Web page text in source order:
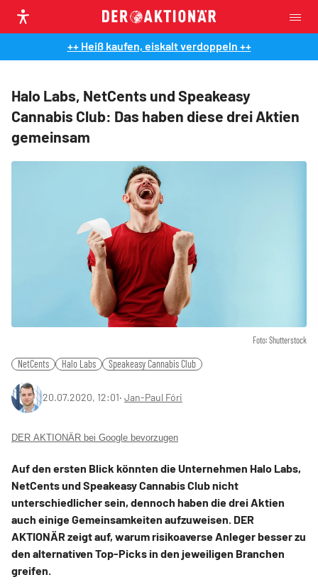
++ Heiß kaufen, eiskalt verdoppeln ++
Halo Labs, NetCents und Speakeasy
Cannabis Club: Das haben diese drei Aktien
gemeinsam
Foto: Shutterstock
NetCents Halo Labs Speakeasy Cannabis Club
20.07.2020, 12:01‧ Jan-Paul Fóri
DER AKTIONÄR bei Google bevorzugen
Auf den ersten Blick könnten die Unternehmen Halo Labs,
NetCents und Speakeasy Cannabis Club nicht
unterschiedlicher sein, dennoch haben die drei Aktien
auch einige Gemeinsamkeiten aufzuweisen. DER
AKTIONÄR zeigt auf, warum risikoaverse Anleger besser zu
den alternativen Top-Picks in den jeweiligen Branchen
greifen.